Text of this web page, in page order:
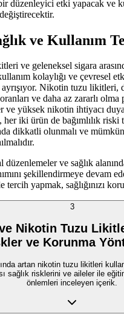
düzenleyici etki yapacak ve
değiştirecektir.
ve Kullanım
ve geleneksel sigara
kolaylığı ve çevresel
Nikotin tuzu likitleri,
ve daha az zararlı olma
ve yüksek nikotin ihtiyacı
iki ürün de bağımlılık riski
dikkatli olunmalı ve
düzenlemeler ve sağlık
şekillendirmeye devam
yapmak, sağlığınızı
3
Nikotin Tuzu
ve Korunma
artan nikotin tuzu likitleri
sağlık risklerini ve aileler ile
önlemleri inceleyen içerik.